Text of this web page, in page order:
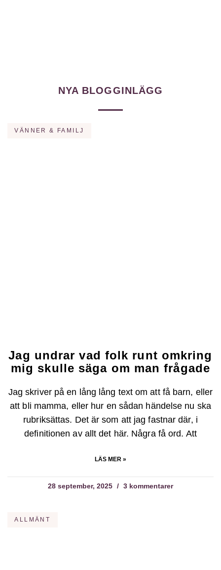
NYA BLOGGINLÄGG
VÄNNER & FAMILJ
Jag undrar vad folk runt omkring
mig skulle säga om man frågade
Jag skriver på en lång lång text om att få barn, eller
att bli mamma, eller hur en sådan händelse nu ska
rubriksättas. Det är som att jag fastnar där, i
definitionen av allt det här. Några få ord. Att
LÄS MER »
28 september, 2025 3 kommentarer
ALLMÄNT